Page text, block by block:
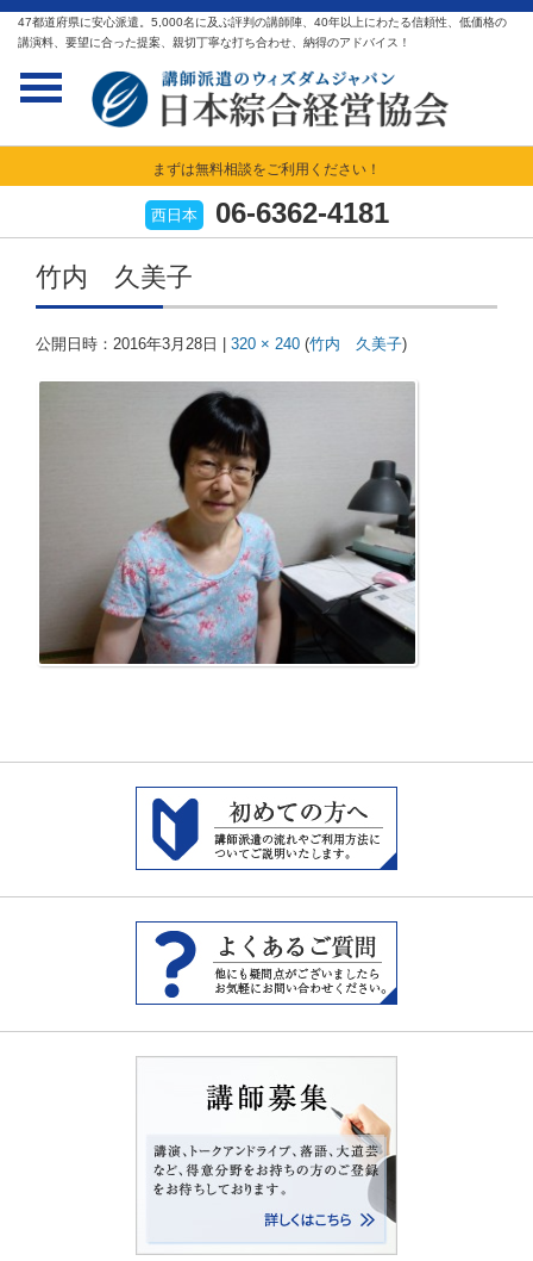
47都道府県に安心派遣。5,000名に及ぶ評判の講師陣、40年以上にわたる信頼性、低価格の
講演料、要望に合った提案、親切丁寧な打ち合わせ、納得のアドバイス！
まずは無料相談をご利用ください！
西日本 06-6362-4181
竹内 久美子
公開日時： 2016年3月28日 320 × 240 (竹内 久美子)